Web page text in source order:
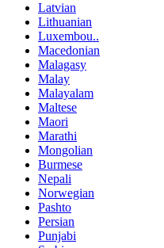
Latvian
Lithuanian
Luxembou..
Macedonian
Malagasy
Malay
Malayalam
Maltese
Maori
Marathi
Mongolian
Burmese
Nepali
Norwegian
Pashto
Persian
Punjabi